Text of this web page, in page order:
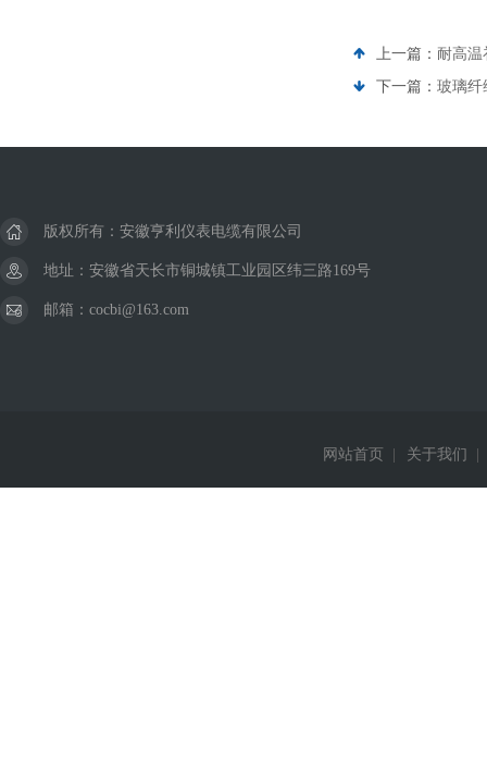
上一篇： 耐高温
下一篇： 玻璃纤
版权所有：安徽亨利仪表电缆有限公司
地址：安徽省天长市铜城镇工业园区纬三路169号
邮箱：cocbi@163.com
网站首页 关于我们